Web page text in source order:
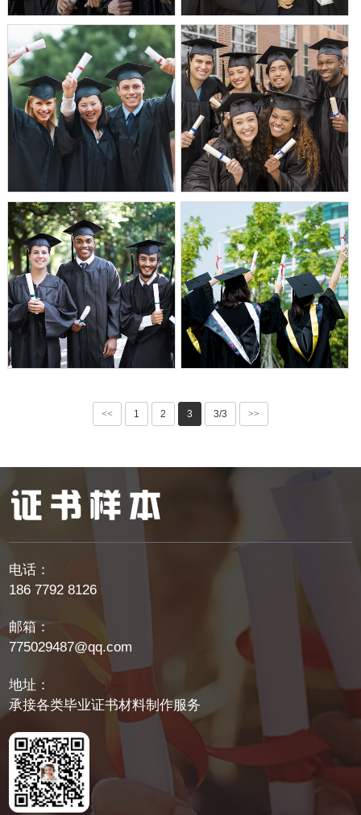
<< 1 2 3 3/3 >>
电话：
186 7792 8126
邮箱：
775029487@qq.com
地址：
承接各类毕业证书材料制作服务